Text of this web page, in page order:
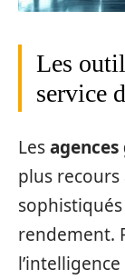
Les
service
Les
plus
rendement.